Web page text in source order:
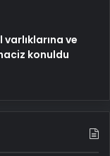
varlıklarına ve
konuldu